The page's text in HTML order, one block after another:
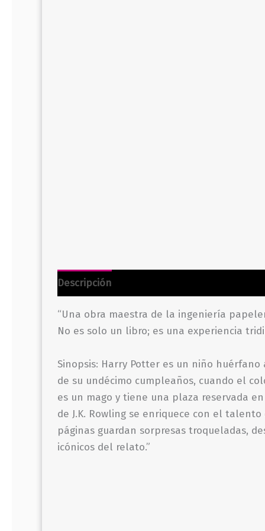
Descripción
“Una obra maestra de la ingeniería
No es solo un libro; es una experiencia
Sinopsis: Harry Potter es un niño
de su undécimo cumpleaños, cuando el
es un mago y tiene una plaza reservada
de J.K. Rowling se enriquece con el
páginas guardan sorpresas troqueladas,
icónicos del relato.”